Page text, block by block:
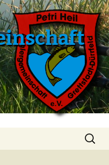
Suchen
nach: